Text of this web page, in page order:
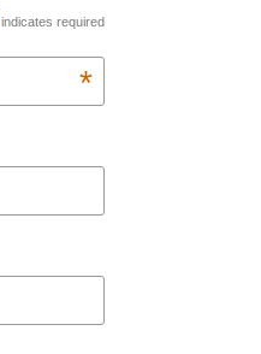
indicates required
*